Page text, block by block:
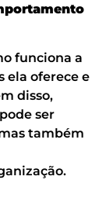
funciona a
ela oferece e
disso,
ser
também